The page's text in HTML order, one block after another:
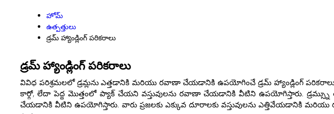
హోమ్
ఉత్పత్తులు
డ్రమ్ హ్యాండ్లింగ్ పరికరాలు
డ్రమ్ హ్యాండ్లింగ్ పరికరాలు
వివిధ పరిశ్రమలలో డ్రమ్లను ఎత్తడానికి మరియు రవాణా చేయడానికి ఉపయోగించే డ్రమ్ హ్యాండ్లింగ్
కార్గో, లేదా పెద్ద మొత్తంలో ప్యాక్ చేయని వస్తువులను రవాణా చేయడానికి వీటిని ఉపయోగిస్తారు.
చేయడానికి వీటిని ఉపయోగిస్తారు. వారు ప్రజలకు ఎక్కువ దూరాలకు వస్తువులను ఎత్తివేయడానికి